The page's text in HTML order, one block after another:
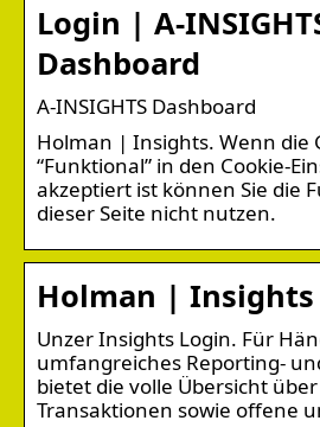
Login | A-
Dashboard
A-INSIGHTS Dashboard
Holman | Insights. Wenn die
“Funktional” in den Cookie-
akzeptiert ist können Sie die
dieser Seite nicht nutzen.
Holman | Insights
Unzer Insights Login. Für
umfangreiches Reporting-
bietet die volle Übersicht
Transaktionen sowie offene